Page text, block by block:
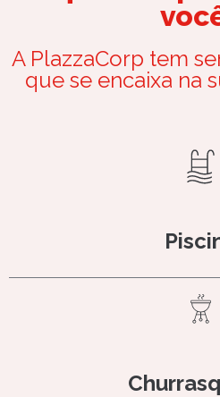
A PlazzaCorp tem
que se encaixa na